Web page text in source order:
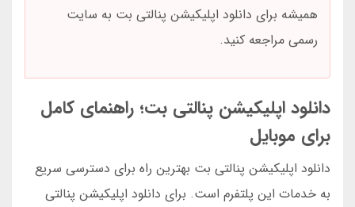
همیشه برای دانلود اپلیکیشن پنالتی بت به سایت
رسمی مراجعه کنید.
دانلود اپلیکیشن پنالتی بت؛ راهنمای کامل
برای موبایل
دانلود اپلیکیشن پنالتی بت بهترین راه برای دسترسی سریع
به خدمات این پلتفرم است. برای دانلود اپلیکیشن پنالتی